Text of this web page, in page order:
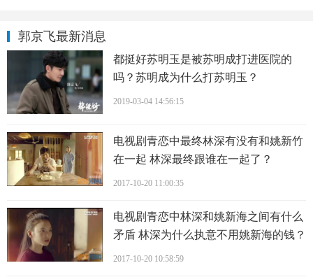
闪婚了，后来鲍莉为了郭京飞的发展放弃事业，选择做全职
太太相夫教子。
郭京飞最新消息
都挺好苏明玉是被苏明成打进医院的
吗？苏明成为什么打苏明玉？
2019-03-04 14:56:15
电视剧青恋中最终林深有没有和姚新竹
在一起 林深最终跟谁在一起了？
2017-10-20 11:00:35
电视剧青恋中林深和姚新海之间有什么
矛盾 林深为什么执意不用姚新海的钱？
2017-10-20 10:58:59